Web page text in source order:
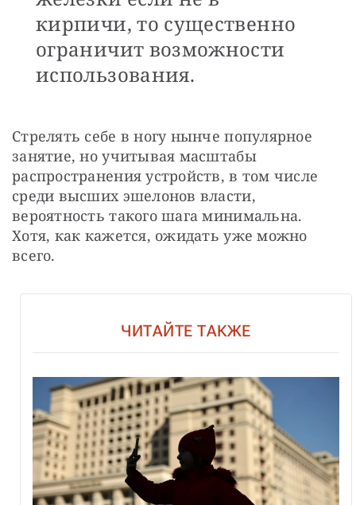
кирпичи, то существенно
ограничит возможности
использования.
Стрелять себе в ногу нынче популярное
занятие, но учитывая масштабы
распространения устройств, в том числе
среди высших эшелонов власти,
вероятность такого шага минимальна.
Хотя, как кажется, ожидать уже можно
всего.
ЧИТАЙТЕ ТАКЖЕ